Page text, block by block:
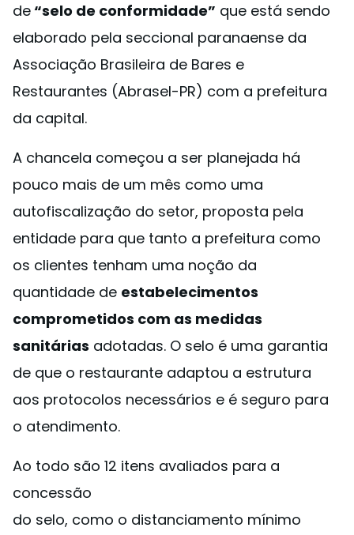
de“selo de conformidade” que está sendo
elaborado pela seccional paranaense da
Associação Brasileira de Bares e
Restaurantes (Abrasel-PR) com a prefeitura
da capital.
A chancela começou a ser planejada há
pouco mais de um mês como uma
autofiscalização do setor, proposta pela
entidade para que tanto a prefeitura como
os clientes tenham uma noção da
quantidade de estabelecimentos
comprometidos com as medidas
sanitárias adotadas. O selo é uma garantia
de que o restaurante adaptou a estrutura
aos protocolos necessários e é seguro para
o atendimento.
Ao todo são 12 itens avaliados para a
concessão
do selo, como o distanciamento mínimo